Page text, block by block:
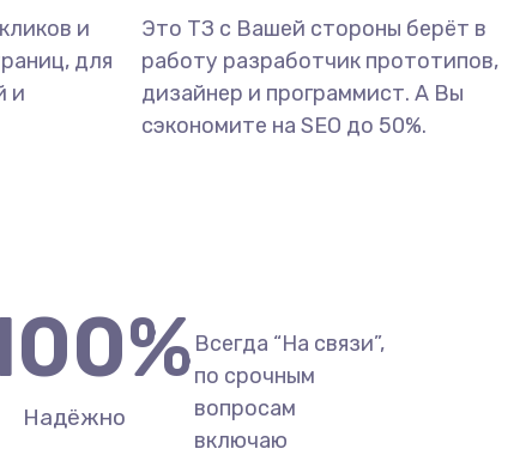
и
для
и
Это ТЗ с Вашей стороны берёт в
работу разработчик прототипов,
дизайнер и программист. А Вы
сэкономите на SEO до 50%.
%
Надёжно
Всегда “На связи”,
по срочным
вопросам
включаю